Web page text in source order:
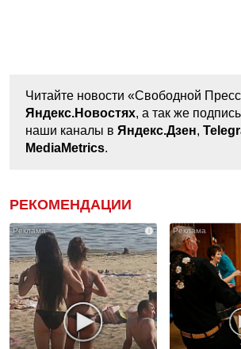
Читайте новости «Свободной
Яндекс.Новостях, а так же
наши каналы в Яндекс.Дзен,
MediaMetrics.
РЕКОМЕНДАЦИИ
i